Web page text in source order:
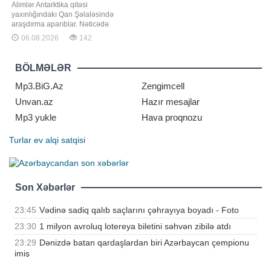
Alimlər Antarktika qitəsi
yaxınlığındakı Qan Şəlaləsində
araşdırma aparıblar. Nəticədə
mikroskopik evakariot canlılardan
ibarət bir topluluğun molekulyar
bu tapıntının dəniz suyunun
Antarktikanın qədim dövrlərində
dərəyə daxil olmuş və buzlaq
altında hapsola bilmi
06.08.2026 142
BÖLMƏLƏR
Mp3.BiG.Az
Zengimcell
Unvan.az
Hazır mesajlar
Mp3 yukle
Hava proqnozu
Turlar ev alqi satqisi
Son Xəbərlər
23:45 Vədinə sadiq qalıb saçlarını çəhrayıya boyadı - Foto
23:30 1 milyon avroluq lotereya biletini səhvən zibilə atdı
23:29 Dənizdə batan qardaşlardan biri Azərbaycan çempionu
imiş